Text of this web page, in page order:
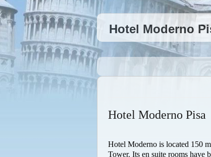
Hotel Moderno
Hotel Moderno Pisa
Hotel Moderno is located 150
Tower. Its en suite rooms have